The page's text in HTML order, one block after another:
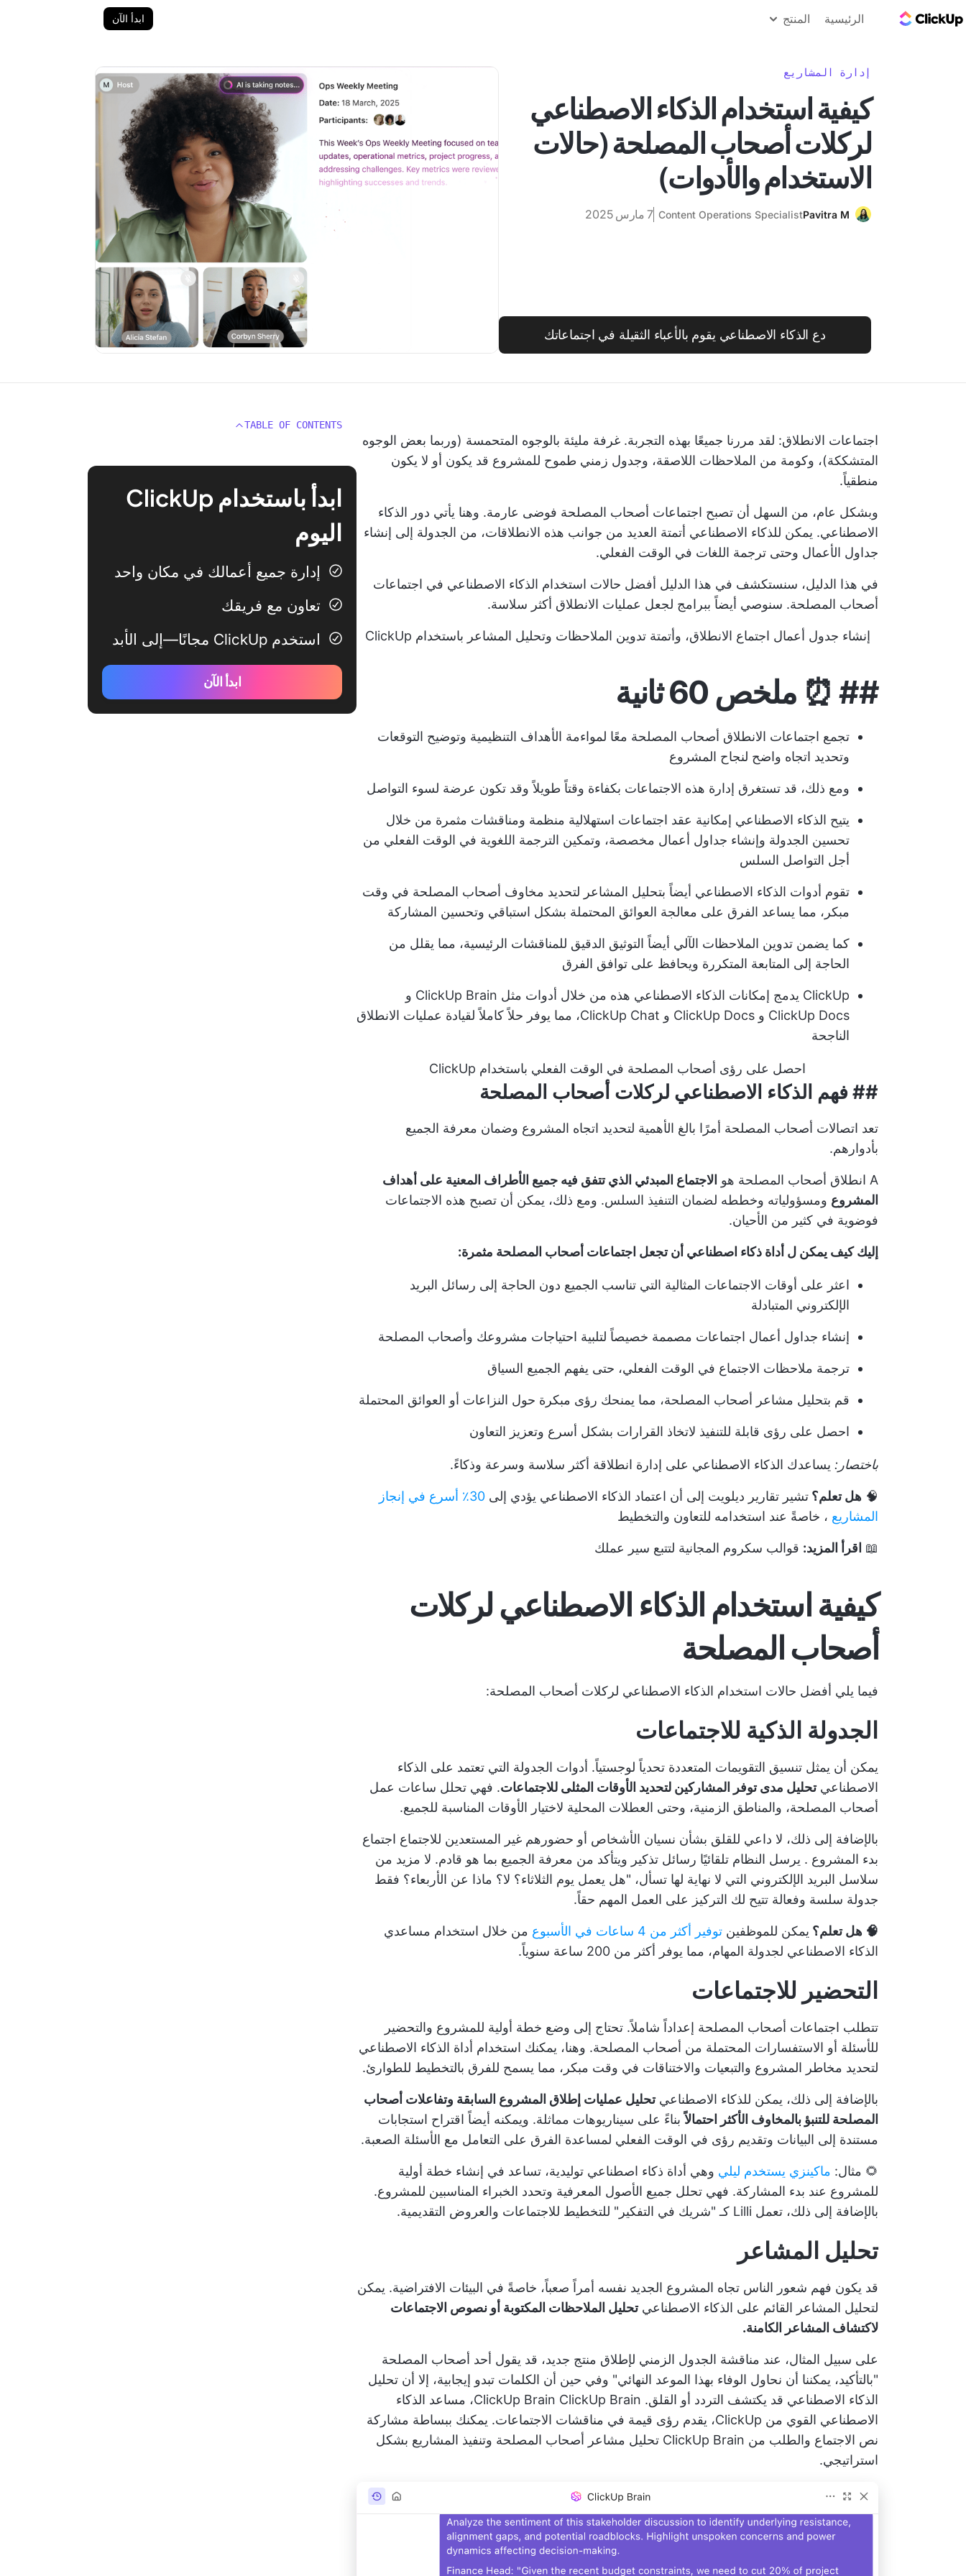
الرئيسية المنتج ابدأ الآن
إدارة المشاريع
كيفية استخدام الذكاء الاصطناعي
لركلات أصحاب المصلحة (حالات
الاستخدام والأدوات)
Pavitra M
Content Operations Specialist 7 مارس 2025
دع الذكاء الاصطناعي يقوم بالأعباء الثقيلة في اجتماعاتك
اجتماعات الانطلاق: لقد مررنا جميعًا بهذه التجربة. غرفة مليئة بالوجوه المتحمسة (وربما بعض الوجوه
المتشككة)، وكومة من الملاحظات اللاصقة، وجدول زمني طموح للمشروع قد يكون أو لا يكون
منطقياً.
وبشكل عام، من السهل أن تصبح اجتماعات أصحاب المصلحة فوضى عارمة. وهنا يأتي دور الذكاء
الاصطناعي. يمكن للذكاء الاصطناعي أتمتة العديد من جوانب هذه الانطلاقات، من الجدولة إلى إنشاء
جداول الأعمال وحتى ترجمة اللغات في الوقت الفعلي.
في هذا الدليل، سنستكشف في هذا الدليل أفضل حالات استخدام الذكاء الاصطناعي في اجتماعات
أصحاب المصلحة. سنوصي أيضاً ببرامج لجعل عمليات الانطلاق أكثر سلاسة.
إنشاء جدول أعمال اجتماع الانطلاق، وأتمتة تدوين الملاحظات وتحليل المشاعر باستخدام ClickUp
## ⏰ ملخص 60 ثانية
تجمع اجتماعات الانطلاق أصحاب المصلحة معًا لمواءمة الأهداف التنظيمية وتوضيح التوقعات
وتحديد اتجاه واضح لنجاح المشروع
ومع ذلك، قد تستغرق إدارة هذه الاجتماعات بكفاءة وقتاً طويلاً وقد تكون عرضة لسوء التواصل
يتيح الذكاء الاصطناعي إمكانية عقد اجتماعات استهلالية منظمة ومناقشات مثمرة من خلال
تحسين الجدولة وإنشاء جداول أعمال مخصصة، وتمكين الترجمة اللغوية في الوقت الفعلي من
أجل التواصل السلس
تقوم أدوات الذكاء الاصطناعي أيضاً بتحليل المشاعر لتحديد مخاوف أصحاب المصلحة في وقت
مبكر، مما يساعد الفرق على معالجة العوائق المحتملة بشكل استباقي وتحسين المشاركة
كما يضمن تدوين الملاحظات الآلي أيضاً التوثيق الدقيق للمناقشات الرئيسية، مما يقلل من
الحاجة إلى المتابعة المتكررة ويحافظ على توافق الفرق
ClickUp
يدمج إمكانات الذكاء الاصطناعي هذه من خلال أدوات مثل ClickUp Brain و
ClickUp Docs و ClickUp Docs و ClickUp Chat، مما يوفر حلاً كاملاً لقيادة عمليات الانطلاق
الناجحة
احصل على رؤى أصحاب المصلحة في الوقت الفعلي باستخدام ClickUp
## فهم الذكاء الاصطناعي لركلات أصحاب المصلحة
تعد اتصالات أصحاب المصلحة أمرًا بالغ الأهمية لتحديد اتجاه المشروع وضمان معرفة الجميع
بأدوارهم.
A انطلاق أصحاب المصلحة هو الاجتماع المبدئي الذي تتفق فيه جميع الأطراف المعنية على أهداف
المشروع ومسؤولياته وخططه لضمان التنفيذ السلس. ومع ذلك، يمكن أن تصبح هذه الاجتماعات
فوضوية في كثير من الأحيان.
إليك كيف يمكن ل أداة ذكاء اصطناعي أن تجعل اجتماعات أصحاب المصلحة مثمرة:
اعثر على أوقات الاجتماعات المثالية التي تناسب الجميع دون الحاجة إلى رسائل البريد
الإلكتروني المتبادلة
إنشاء جداول أعمال اجتماعات مصممة خصيصاً لتلبية احتياجات مشروعك وأصحاب المصلحة
ترجمة ملاحظات الاجتماع في الوقت الفعلي، حتى يفهم الجميع السياق
قم بتحليل مشاعر أصحاب المصلحة، مما يمنحك رؤى مبكرة حول النزاعات أو العوائق المحتملة
احصل على رؤى قابلة للتنفيذ لاتخاذ القرارات بشكل أسرع وتعزيز التعاون
باختصار: يساعدك الذكاء الاصطناعي على إدارة انطلاقة أكثر سلاسة وسرعة وذكاءً.
🧠 هل تعلم؟ تشير تقارير ديلويت إلى أن اعتماد الذكاء الاصطناعي يؤدي إلى
30٪ أسرع في إنجاز
المشاريع ، خاصةً عند استخدامه للتعاون والتخطيط
📖 اقرأ المزيد: قوالب سكروم المجانية لتتبع سير عملك
كيفية استخدام الذكاء الاصطناعي لركلات
أصحاب المصلحة
فيما يلي أفضل حالات استخدام الذكاء الاصطناعي لركلات أصحاب المصلحة:
الجدولة الذكية للاجتماعات
يمكن أن يمثل تنسيق التقويمات المتعددة تحدياً لوجستياً. أدوات الجدولة التي تعتمد على الذكاء
الاصطناعيتحليل مدى توفر المشاركين لتحديد الأوقات المثلى للاجتماعات. فهي تحلل ساعات عمل
أصحاب المصلحة، والمناطق الزمنية، وحتى العطلات المحلية لاختيار الأوقات المناسبة للجميع.
بالإضافة إلى ذلك، لا داعي للقلق بشأن نسيان الأشخاص أو حضورهم غير المستعدين للاجتماع اجتماع
بدء المشروع . يرسل النظام تلقائيًا رسائل تذكير ويتأكد من معرفة الجميع بما هو قادم. لا مزيد من
سلاسل البريد الإلكتروني التي لا نهاية لها تسأل، "هل يعمل يوم الثلاثاء؟ لا؟ ماذا عن الأربعاء؟ فقط
جدولة سلسة وفعالة تتيح لك التركيز على العمل المهم حقاً.
🧠 هل تعلم؟ يمكن للموظفين توفير أكثر من 4 ساعات في الأسبوع
من خلال استخدام مساعدي
الذكاء الاصطناعي لجدولة المهام، مما يوفر أكثر من 200 ساعة سنوياً.
التحضير للاجتماعات
تتطلب اجتماعات أصحاب المصلحة إعداداً شاملاً. تحتاج إلى وضع خطة أولية للمشروع والتحضير
للأسئلة أو الاستفسارات المحتملة من أصحاب المصلحة. وهنا، يمكنك استخدام أداة الذكاء الاصطناعي
لتحديد مخاطر المشروع والتبعيات والاختناقات في وقت مبكر، مما يسمح للفرق بالتخطيط للطوارئ.
بالإضافة إلى ذلك، يمكن للذكاء الاصطناعيتحليل عمليات إطلاق المشروع السابقة وتفاعلات أصحاب
المصلحة للتنبؤ بالمخاوف الأكثر احتمالاًبناءً على سيناريوهات مماثلة. ويمكنه أيضاً اقتراح استجابات
مستندة إلى البيانات وتقديم رؤى في الوقت الفعلي لمساعدة الفرق على التعامل مع الأسئلة الصعبة.
🌻 مثال: ماكينزي يستخدم ليلي وهي أداة ذكاء اصطناعي توليدية، تساعد في إنشاء خطة أولية
للمشروع عند بدء المشاركة. فهي تحلل جميع الأصول المعرفية وتحدد الخبراء المناسبين للمشروع.
بالإضافة إلى ذلك، تعمل Lilli كـ "شريك في التفكير" للتخطيط للاجتماعات والعروض التقديمية.
تحليل المشاعر
قد يكون فهم شعور الناس تجاه المشروع الجديد نفسه أمراً صعباً، خاصةً في البيئات الافتراضية. يمكن
لتحليل المشاعر القائم على الذكاء الاصطناعيتحليل الملاحظات المكتوبة أو نصوص الاجتماعات
لاكتشاف المشاعر الكامنة.
على سبيل المثال، عند مناقشة الجدول الزمني لإطلاق منتج جديد، قد يقول أحد أصحاب المصلحة
"بالتأكيد، يمكننا أن نحاول الوفاء بهذا الموعد النهائي" وفي حين أن الكلمات تبدو إيجابية، إلا أن تحليل
الذكاء الاصطناعي قد يكتشف التردد أو القلق.
ClickUp BrainClickUp Brain، مساعد الذكاء
الاصطناعي القوي من ClickUp، يقدم رؤى قيمة في مناقشات الاجتماعات. يمكنك ببساطة مشاركة
نص الاجتماع والطلب من ClickUp Brain تحليل مشاعر أصحاب المصلحة وتنفيذ المشاريع بشكل
استراتيجي.
TABLE OF CONTENTS
ابدأ باستخدام ClickUp
اليوم
إدارة جميع أعمالك في مكان واحد
تعاون مع فريقك
استخدم ClickUp مجانًا—إلى الأبد
ابدأ الآن